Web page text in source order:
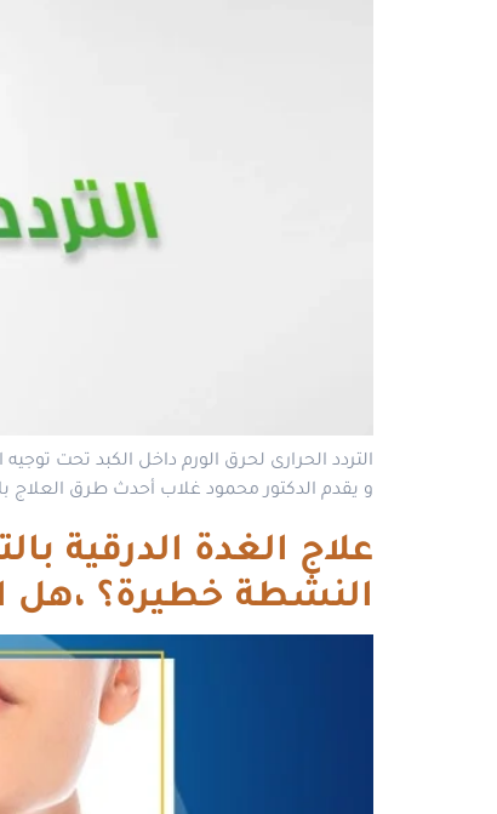
التردد الحرارى لحرق الورم داخل الكبد تحت
و يقدم الدكتور محمود غلاب أحدث طرق العلاج
النشطة خطيرة؟ ،هل